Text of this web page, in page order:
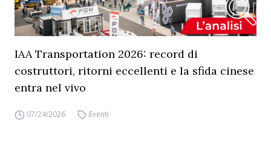
IAA Transportation 2026: record di
costruttori, ritorni eccellenti e la sfida cinese
entra nel vivo
07/24/2026 Eventi